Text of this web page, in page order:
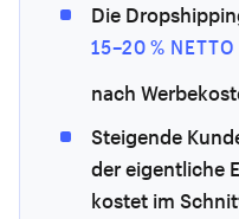
Die
15–20 % NETTO
nach
Steigende
der eigentliche
kostet im